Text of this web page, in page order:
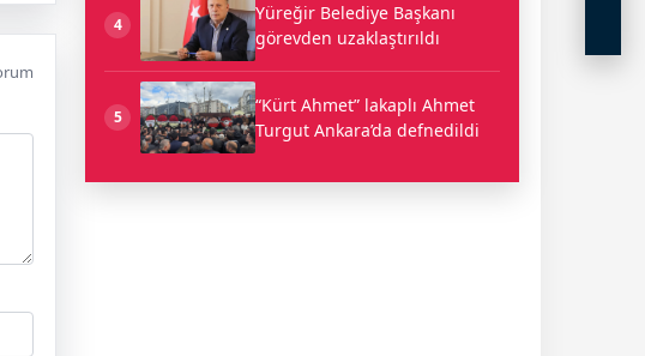
4
Yüreğir Belediye Başkanı
görevden uzaklaştırıldı
5
“Kürt Ahmet” lakaplı Ahmet
Turgut Ankara’da defnedildi